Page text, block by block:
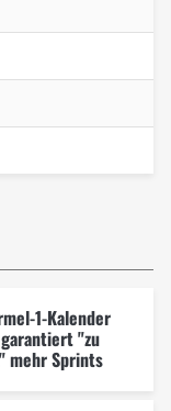
1-Kalender
"zu
mehr Sprints